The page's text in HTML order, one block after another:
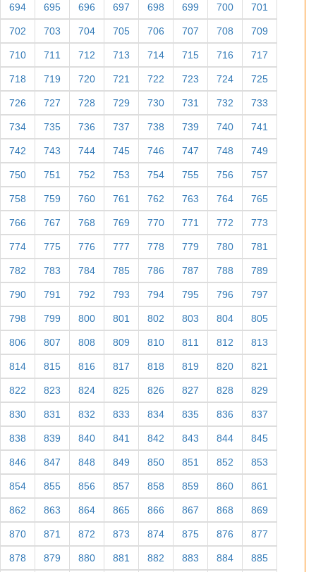
694 695 696 697 698 699 700 701
702 703 704 705 706 707 708 709
710 711 712 713 714 715 716 717
718 719 720 721 722 723 724 725
726 727 728 729 730 731 732 733
734 735 736 737 738 739 740 741
742 743 744 745 746 747 748 749
750 751 752 753 754 755 756 757
758 759 760 761 762 763 764 765
766 767 768 769 770 771 772 773
774 775 776 777 778 779 780 781
782 783 784 785 786 787 788 789
790 791 792 793 794 795 796 797
798 799 800 801 802 803 804 805
806 807 808 809 810 811 812 813
814 815 816 817 818 819 820 821
822 823 824 825 826 827 828 829
830 831 832 833 834 835 836 837
838 839 840 841 842 843 844 845
846 847 848 849 850 851 852 853
854 855 856 857 858 859 860 861
862 863 864 865 866 867 868 869
870 871 872 873 874 875 876 877
878 879 880 881 882 883 884 885